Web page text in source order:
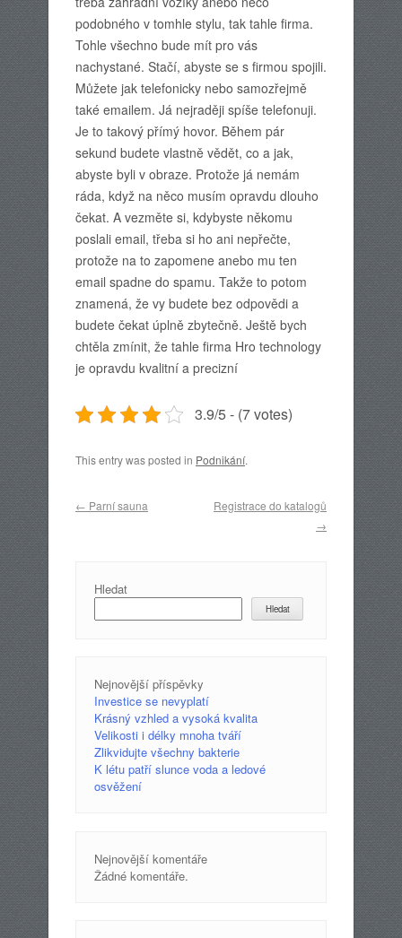
podobného v tomhle stylu, tak tahle firma.
Tohle všechno bude mít pro vás
nachystané. Stačí, abyste se s firmou spojili.
Můžete jak telefonicky nebo samozřejmě
také emailem. Já nejraději spíše telefonuji.
Je to takový přímý hovor. Během pár
sekund budete vlastně vědět, co a jak,
abyste byli v obraze. Protože já nemám
ráda, když na něco musím opravdu dlouho
čekat. A vezměte si, kdybyste někomu
poslali email, třeba si ho ani nepřečte,
protože na to zapomene anebo mu ten
email spadne do spamu. Takže to potom
znamená, že vy budete bez odpovědi a
budete čekat úplně zbytečně. Ještě bych
chtěla zmínit, že tahle firma Hro technology
je opravdu kvalitní a precizní
3.9/5 - (7 votes)
This entry was posted in Podnikání.
Post navigation
← Parní sauna
Registrace do katalogů
→
Hledat
Hledat
Nejnovější příspěvky
Investice se nevyplatí
Krásný vzhled a vysoká kvalita
Velikosti i délky mnoha tváří
Zlikvidujte všechny bakterie
K létu patří slunce voda a ledové
osvěžení
Nejnovější komentáře
Žádné komentáře.